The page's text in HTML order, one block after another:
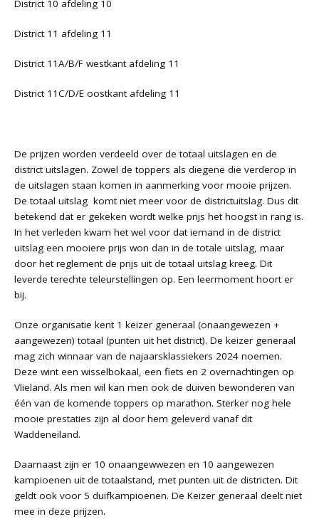
District 10 afdeling 10
District 11 afdeling 11
District 11A/B/F westkant afdeling 11
District 11C/D/E oostkant afdeling 11
De prijzen worden verdeeld over de totaal uitslagen en de
district uitslagen. Zowel de toppers als diegene die verderop in
de uitslagen staan komen in aanmerking voor mooie prijzen.
De totaal uitslag komt niet meer voor de districtuitslag. Dus dit
betekend dat er gekeken wordt welke prijs het hoogst in rang is.
In het verleden kwam het wel voor dat iemand in de district
uitslag een mooiere prijs won dan in de totale uitslag, maar
door het reglement de prijs uit de totaal uitslag kreeg. Dit
leverde terechte teleurstellingen op. Een leermoment hoort er
bij.
Onze organisatie kent 1 keizer generaal (onaangewezen +
aangewezen) totaal (punten uit het district). De keizer generaal
mag zich winnaar van de najaarsklassiekers 2024 noemen.
Deze wint een wisselbokaal, een fiets en 2 overnachtingen op
Vlieland. Als men wil kan men ook de duiven bewonderen van
één van de komende toppers op marathon. Sterker nog hele
mooie prestaties zijn al door hem geleverd vanaf dit
Waddeneiland.
Daarnaast zijn er 10 onaangewwezen en 10 aangewezen
kampioenen uit de totaalstand, met punten uit de districten. Dit
geldt ook voor 5 duifkampioenen. De Keizer generaal deelt niet
mee in deze prijzen.